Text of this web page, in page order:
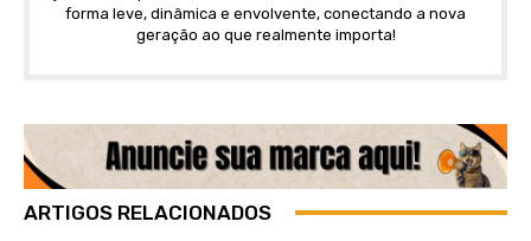
forma leve, dinâmica e envolvente, conectando a nova
geração ao que realmente importa!
ARTIGOS RELACIONADOS